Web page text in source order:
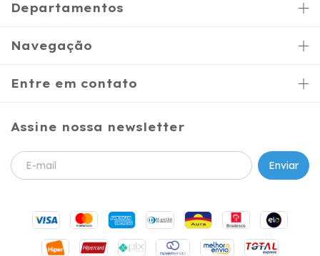
Departamentos
Navegação
Entre em contato
Assine nossa newsletter